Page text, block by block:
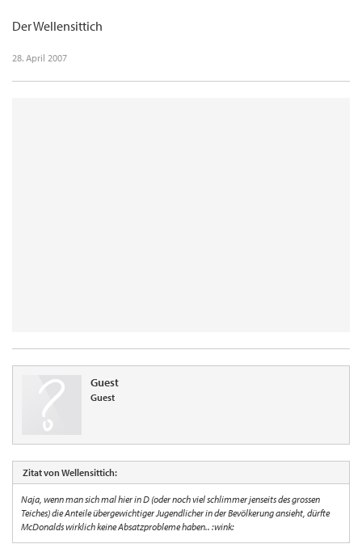
Der Wellensittich
28. April 2007
Guest
Guest
Zitat von Wellensittich:
Naja, wenn man sich mal hier in D (oder noch viel schlimmer jenseits des grossen
Teiches) die Anteile übergewichtiger Jugendlicher in der Bevölkerung ansieht, dürfte
McDonalds wirklich keine Absatzprobleme haben.. :wink: